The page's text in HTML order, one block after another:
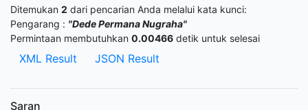
Ditemukan 2 dari pencarian Anda melalui kata kunci:
Pengarang : "Dede Permana Nugraha"
Permintaan membutuhkan 0.00466 detik untuk selesai
XML Result JSON Result
Saran